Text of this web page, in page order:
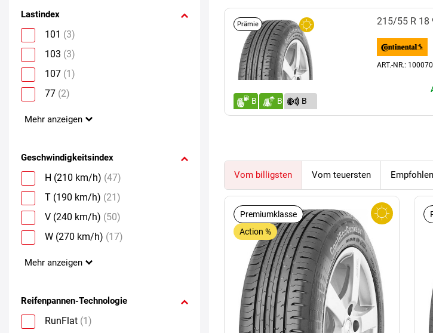
Lastindex
101 (3)
103 (3)
107 (1)
77 (2)
Mehr anzeigen
Geschwindigkeitsindex
H (210 km/h) (47)
T (190 km/h) (21)
V (240 km/h) (50)
W (270 km/h) (17)
Mehr anzeigen
Reifenpannen-Technologie
RunFlat (1)
Prämie
B B
B
(71)
215/55 R 18
ART.-NR.:
Vom billigsten Vom teuersten Empfohlen
Premiumklasse
Action %